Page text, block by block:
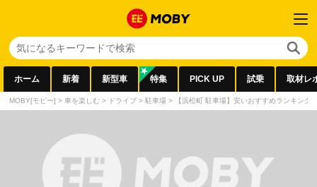
ホーム 新着 新型車 特集 PICK UP 試乗 取材レ
MOBY[モビー] > 車を楽しむ > ドライブ > 駐車場 > 【浜松町 駐車場】安いおすすめランキング